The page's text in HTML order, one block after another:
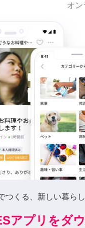
オン
つくる、新しい暮らし
アプリをダ